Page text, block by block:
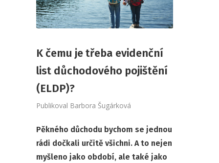
K čemu je třeba evidenční
list důchodového pojištění
(ELDP)?
Publikoval Barbora Šugárková
Pěkného důchodu bychom se jednou
rádi dočkali určitě všichni. A to nejen
myšleno jako období, ale také jako